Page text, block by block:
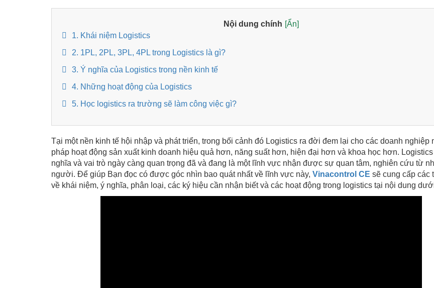
Nội dung chính [Ẩn]
1. Khái niệm Logistics
2. 1PL, 2PL, 3PL, 4PL trong Logistics là gì?
3. Ý nghĩa của Logistics trong nền kinh tế
4. Những hoạt động của Logistics
5. Học logistics ra trường sẽ làm công việc gì?
Tại một nền kinh tế hội nhập và phát triển, trong bối cảnh đó Logistics ra đời đem lại cho các doanh nghiệp
pháp hoạt động sản xuất kinh doanh hiệu quả hơn, năng suất hơn, hiện đại hơn và khoa học hơn.
nghĩa và vai trò ngày càng quan trọng đã và đang là một lĩnh vực nhận được sự quan tâm, nghiên cứu từ
người. Để giúp Bạn đọc có được góc nhìn bao quát nhất về lĩnh vực này, Vinacontrol CE sẽ cung cấp các
về khái niệm, ý nghĩa, phân loại, các ký hiệu cần nhận biết và các hoạt động trong logistics tại nội dung